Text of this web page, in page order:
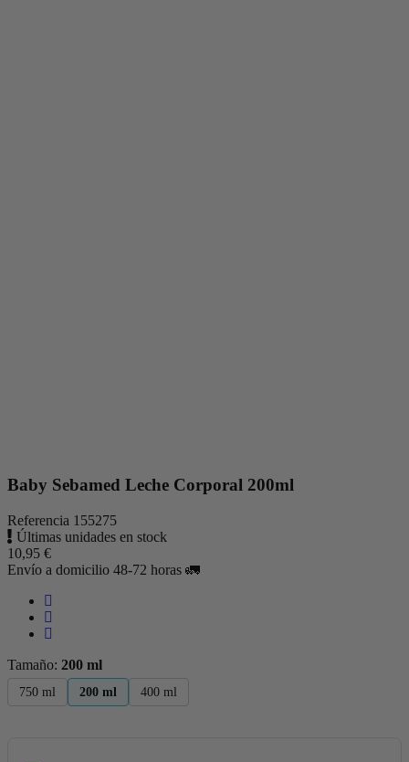
Baby Sebamed Leche Corporal 200ml
Referencia 155275
Últimas unidades en stock
10,95 €
Envío a domicilio 48-72 horas 🚛
Tamaño: 200 ml
750 ml 200 ml 400 ml